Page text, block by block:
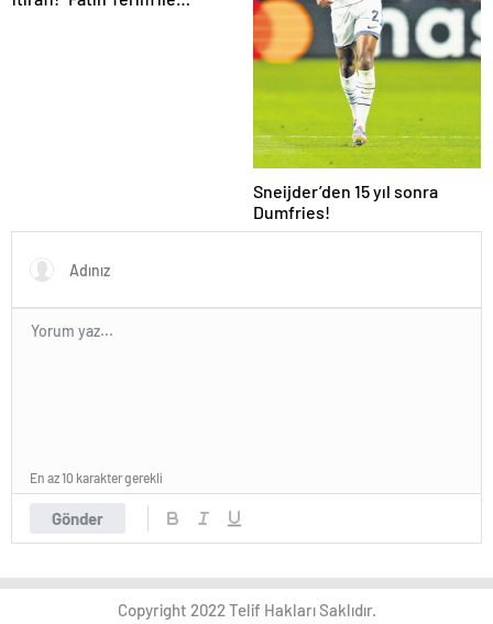
Sneijder’den 15 yıl sonra
Dumfries!
Gönder
En az 10 karakter gerekli
Copyright 2022 Telif Hakları Saklıdır.